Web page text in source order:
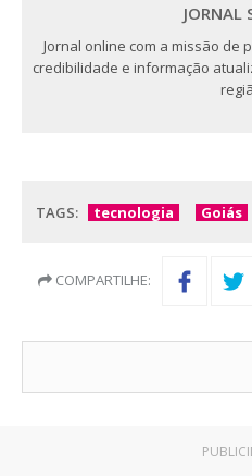
JORNAL
Jornal online com a missão de
credibilidade e informação
TAGS: tecnologia Goiás
COMPARTILHE: